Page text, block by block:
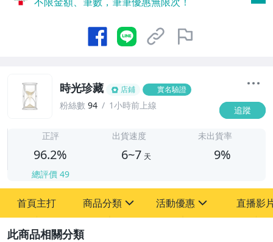
時光珍藏 店鋪 實名驗證
粉絲數 94 1小時前上線 追蹤
正評
96.2%
總評價 49
出貨速度
6~7 天
未出貨率
9%
首頁主打 商品分類
其它
活動優惠
[全店] 粉絲專享
直播影